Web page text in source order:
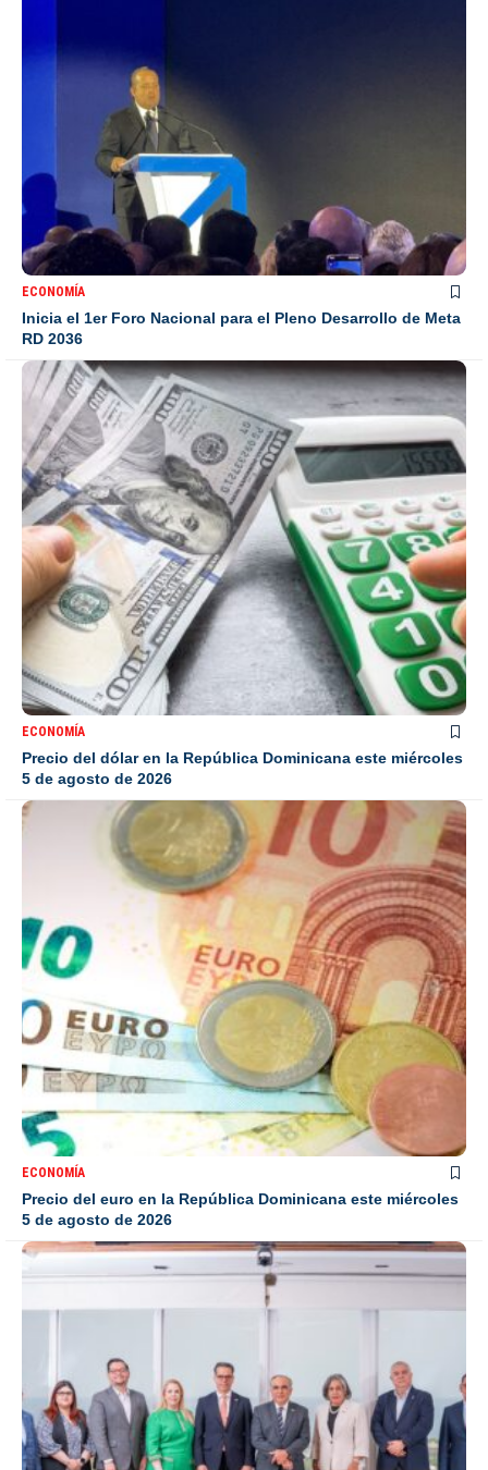
ECONOMÍA
Inicia el 1er Foro Nacional para el Pleno Desarrollo de Meta
RD 2036
ECONOMÍA
Precio del dólar en la República Dominicana este miércoles
5 de agosto de 2026
ECONOMÍA
Precio del euro en la República Dominicana este miércoles
5 de agosto de 2026